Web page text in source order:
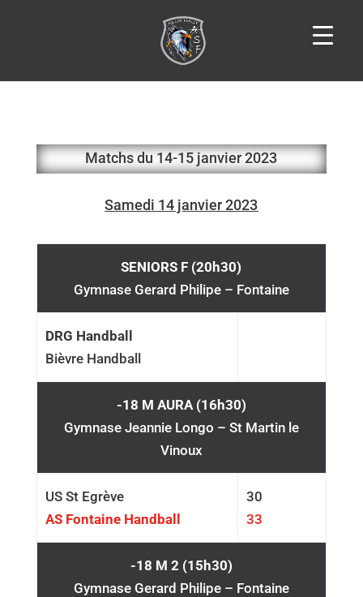
Matchs du 14-15 janvier 2023
Samedi 14 janvier 2023
SENIORS F (20h30)
Gymnase Gerard Philipe – Fontaine
DRG Handball
Bièvre Handball
-18 M AURA (16h30)
Gymnase Jeannie Longo – St Martin le
Vinoux
US St Egrève
AS Fontaine Handball
30
33
-18 M 2 (15h30)
Gymnase Gerard Philipe – Fontaine